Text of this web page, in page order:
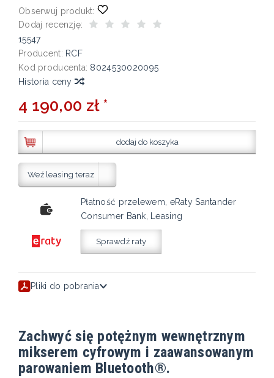
Obserwuj produkt:
Dodaj recenzję:
15547
Producent: RCF
Kod producenta: 8024530020095
Historia ceny
4 190,00 zł *
dodaj do koszyka
Weź leasing teraz
Płatność przelewem, eRaty Santander
Consumer Bank, Leasing
Sprawdź raty
Pliki do pobrania
Zachwyć się potężnym wewnętrznym
mikserem cyfrowym i zaawansowanym
parowaniem Bluetooth®.